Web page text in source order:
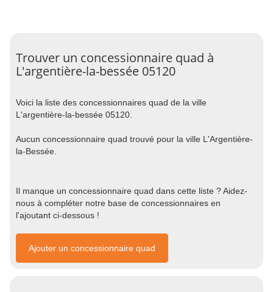
Trouver un concessionnaire quad à
L'argentière-la-bessée 05120
Voici la liste des concessionnaires quad de la ville
L'argentière-la-bessée 05120.
Aucun concessionnaire quad trouvé pour la ville L'Argentière-
la-Bessée.
Il manque un concessionnaire quad dans cette liste ? Aidez-
nous à compléter notre base de concessionnaires en
l'ajoutant ci-dessous !
Ajouter un concessionnaire quad